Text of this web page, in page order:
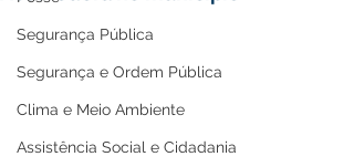
Segurança Pública
Segurança e Ordem Pública
Clima e Meio Ambiente
Assistência Social e Cidadania